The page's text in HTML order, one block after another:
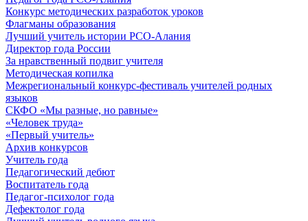
Конкурс методических разработок уроков
Флагманы образования
Лучший учитель истории РСО-Алания
Директор года России
За нравственный подвиг учителя
Методическая копилка
Межрегиональный конкурс-фестиваль учителей родных
языков
СКФО «Мы разные, но равные»
«Человек труда»
«Первый учитель»
Архив конкурсов
Учитель года
Педагогический дебют
Воспитатель года
Педагог-психолог года
Дефектолог года